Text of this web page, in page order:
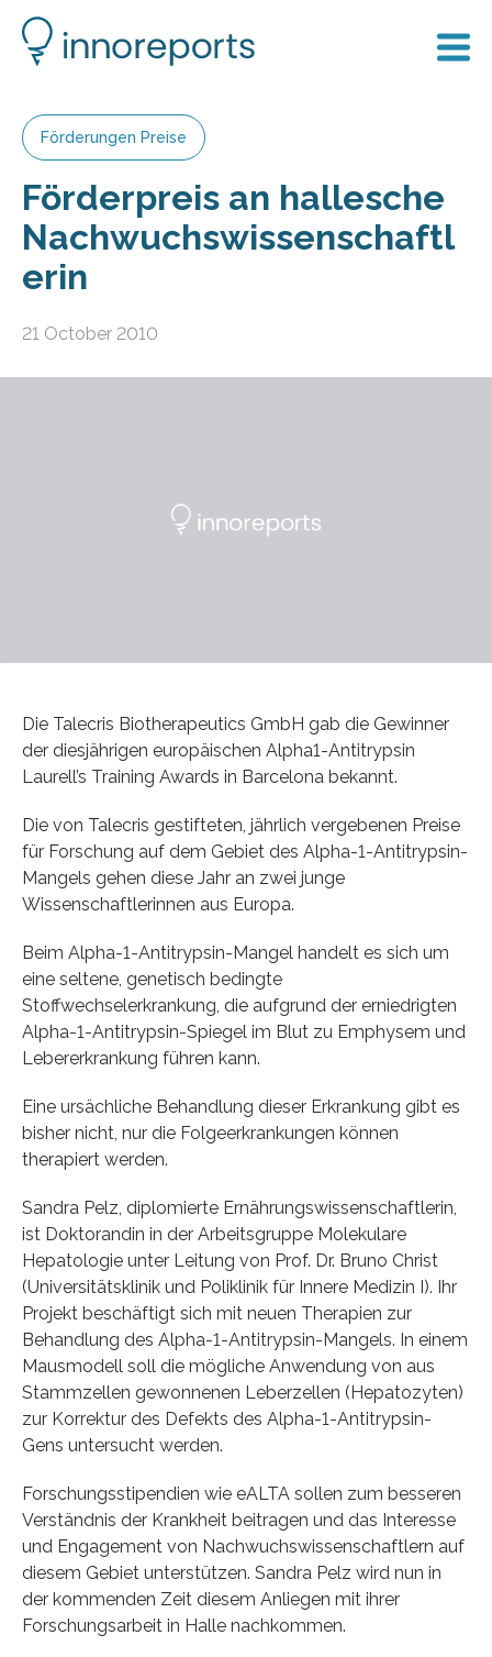
Förderungen Preise
Förderpreis an hallesche
Nachwuchswissenschaftl
erin
21 October 2010
Die Talecris Biotherapeutics GmbH gab die Gewinner
der diesjährigen europäischen Alpha1-Antitrypsin
Laurell’s Training Awards in Barcelona bekannt.
Die von Talecris gestifteten, jährlich vergebenen Preise
für Forschung auf dem Gebiet des Alpha-1-Antitrypsin-
Mangels gehen diese Jahr an zwei junge
Wissenschaftlerinnen aus Europa.
Beim Alpha-1-Antitrypsin-Mangel handelt es sich um
eine seltene, genetisch bedingte
Stoffwechselerkrankung, die aufgrund der erniedrigten
Alpha-1-Antitrypsin-Spiegel im Blut zu Emphysem und
Lebererkrankung führen kann.
Eine ursächliche Behandlung dieser Erkrankung gibt es
bisher nicht, nur die Folgeerkrankungen können
therapiert werden.
Sandra Pelz, diplomierte Ernährungswissenschaftlerin,
ist Doktorandin in der Arbeitsgruppe Molekulare
Hepatologie unter Leitung von Prof. Dr. Bruno Christ
(Universitätsklinik und Poliklinik für Innere Medizin I). Ihr
Projekt beschäftigt sich mit neuen Therapien zur
Behandlung des Alpha-1-Antitrypsin-Mangels. In einem
Mausmodell soll die mögliche Anwendung von aus
Stammzellen gewonnenen Leberzellen (Hepatozyten)
zur Korrektur des Defekts des Alpha-1-Antitrypsin-
Gens untersucht werden.
Forschungsstipendien wie eALTA sollen zum besseren
Verständnis der Krankheit beitragen und das Interesse
und Engagement von Nachwuchswissenschaftlern auf
diesem Gebiet unterstützen. Sandra Pelz wird nun in
der kommenden Zeit diesem Anliegen mit ihrer
Forschungsarbeit in Halle nachkommen.